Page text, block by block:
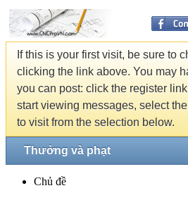
If this is your first visit, be sure to
clicking the link above. You may
you can post: click the register
start viewing messages, select
to visit from the selection below.
Thưởng và phạt
Chủ đề